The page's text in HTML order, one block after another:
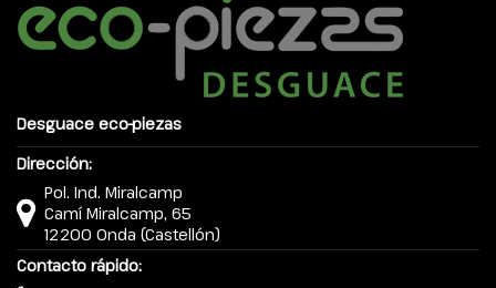
Desguace eco-piezas
Dirección:
Pol. Ind. Miralcamp
Camí Miralcamp, 65
12200 Onda (Castellón)
Contacto rápido: